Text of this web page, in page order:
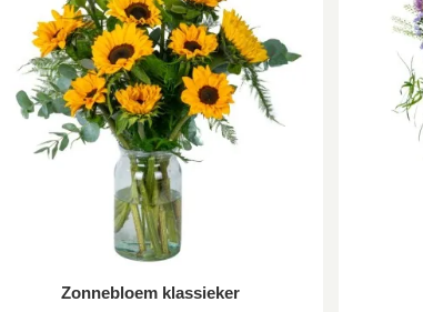
Zonnebloem klassieker